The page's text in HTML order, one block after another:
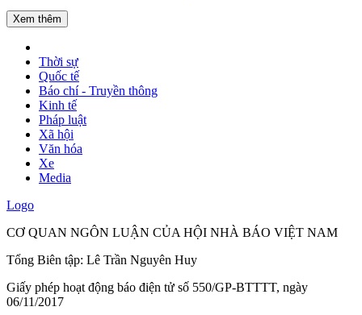
Xem thêm
Thời sự
Quốc tế
Báo chí - Truyền thông
Kinh tế
Pháp luật
Xã hội
Văn hóa
Xe
Media
Logo
CƠ QUAN NGÔN LUẬN CỦA HỘI NHÀ BÁO VIỆT NAM
Tổng Biên tập: Lê Trần Nguyên Huy
Giấy phép hoạt động báo điện tử số 550/GP-BTTTT, ngày
06/11/2017